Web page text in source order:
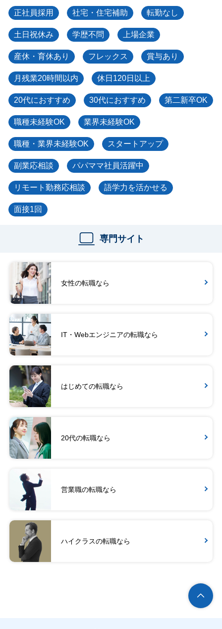
正社員採用 社宅・住宅補助 転勤なし
土日祝休み 学歴不問 上場企業
産休・育休あり フレックス 賞与あり
月残業20時間以内 休日120日以上
20代におすすめ 30代におすすめ 第二新卒OK
職種未経験OK 業界未経験OK
職種・業界未経験OK スタートアップ
副業応相談 パパママ社員活躍中
リモート勤務応相談 語学力を活かせる
面接1回
専門サイト
女性の転職なら
IT・Webエンジニアの転職なら
はじめての転職なら
20代の転職なら
営業職の転職なら
ハイクラスの転職なら